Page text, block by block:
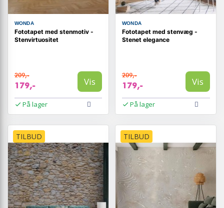
WONDA
Fototapet med stenmotiv -
Stenvirtuositet
209,-
179,- Vis
På lager
WONDA
Fototapet med stenvæg -
Stenet elegance
209,-
179,- Vis
På lager
TILBUD TILBUD